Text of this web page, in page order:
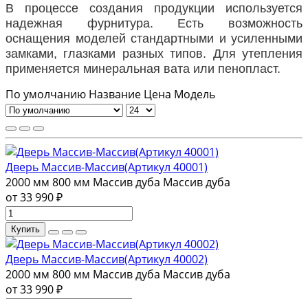
В процессе создания продукции используется
надежная фурнитура. Есть возможность
оснащения моделей стандартными и усиленными
замками, глазками разных типов. Для утепления
применяется минеральная вата или пенопласт.
По умолчанию Название Цена Модель
Дверь Массив-Массив(Артикул 40001)
2000 мм 800 мм Массив дуба Массив дуба
от 33 990 ₽
Купить
Дверь Массив-Массив(Артикул 40002)
2000 мм 800 мм Массив дуба Массив дуба
от 33 990 ₽